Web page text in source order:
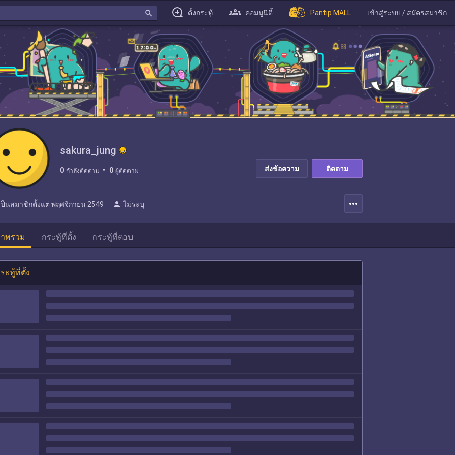
search ตั้งกระทู้ คอมมูนิตี้ Pantip MALL เข้าสู่ระบบ / สมัครสมาชิก
sakura_jung
0 กำลังติดตาม 0 ผู้ติดตาม ส่งข้อความ ติดตาม
ป็นสมาชิกตั้งแต่ พฤศจิกายน 2549 person ไม่ระบุ more_horiz
พรวม กระทู้ที่ตั้ง กระทู้ที่ตอบ
ะทู้ที่ตั้ง